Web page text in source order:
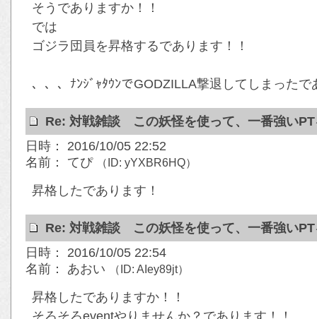
そうでありますか！！
では
ゴジラ団員を昇格するであります！！
、、、ﾅﾝｼﾞｬﾀｳﾝでGODZILLA撃退してしまったで
Re: 対戦雑談 この妖怪を使って、一番強い
日時： 2016/10/05 22:52
名前： てぴ
（ID: yYXBR6HQ）
昇格したであります！
Re: 対戦雑談 この妖怪を使って、一番強い
日時： 2016/10/05 22:54
名前： あおい
（ID: AIey89jt）
昇格したでありますか！！
そろそろeventやりませんか？であります！！